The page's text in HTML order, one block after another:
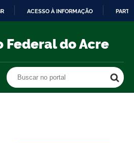
O
ACESSO À INFORMAÇÃO
do Acre
Buscar no portal